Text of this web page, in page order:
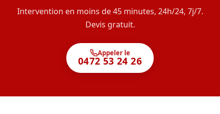
Intervention en moins de 45 minutes, 24h/24, 7j/7.
Devis gratuit.
Appeler le
0472 53 24 26